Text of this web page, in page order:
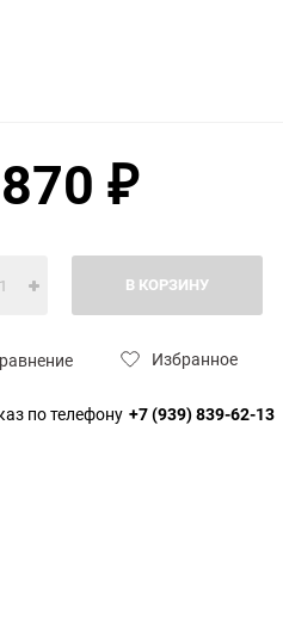
₽
В КОРЗИНУ
Избранное
по телефону +7 (939) 839-62-13